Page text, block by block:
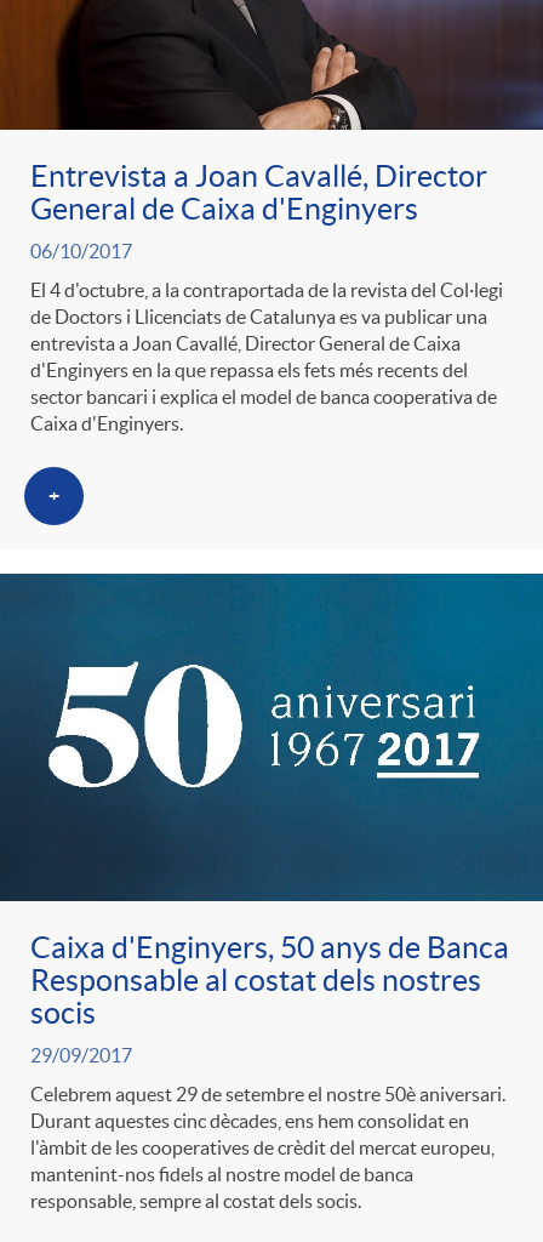
a
S
a
l
a
d
n
s
a
e
r
c
a
t
e
i
e
s
n
i
d
o
A
n
F
i
l
t
r
i
c
a
d
o
r
d
n
t
i
n
g
Entrevista a Joan Cavallé, Director
General de Caixa d'Enginyers
06/10/2017
El 4 d'octubre, a la contraportada de la revista del Col·legi
de Doctors i Llicenciats de Catalunya es va publicar una
entrevista a Joan Cavallé, Director General de Caixa
d'Enginyers en la que repassa els fets més recents del
sector bancari i explica el model de banca cooperativa de
Caixa d'Enginyers.
+
Caixa d'Enginyers, 50 anys de Banca
Responsable al costat dels nostres
socis
29/09/2017
Celebrem aquest 29 de setembre el nostre 50è aniversari.
Durant aquestes cinc dècades, ens hem consolidat en
l'àmbit de les cooperatives de crèdit del mercat europeu,
mantenint-nos fidels al nostre model de banca
responsable, sempre al costat dels socis.